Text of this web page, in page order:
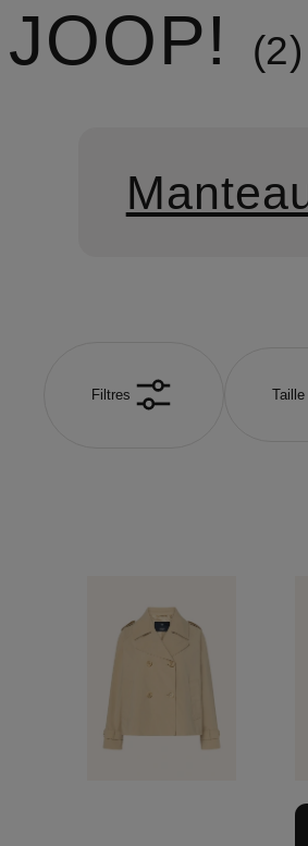
JOOP!
2
Filtres Taille